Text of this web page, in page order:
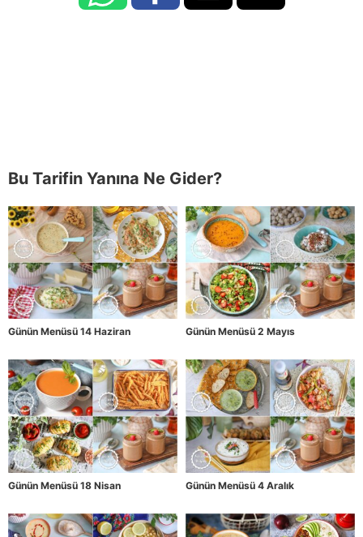
Bu Tarifin Yanına Ne Gider?
Günün Menüsü 14 Haziran Günün Menüsü 2 Mayıs
Günün Menüsü 18 Nisan Günün Menüsü 4 Aralık